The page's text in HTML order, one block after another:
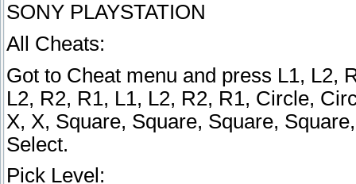
SONY PLAYSTATION
All Cheats:
Got to Cheat menu and press L1, L2,
L2, R2, R1, L1, L2, R2, R1, Circle,
X, X, Square, Square, Square,
Select.
Pick Level: